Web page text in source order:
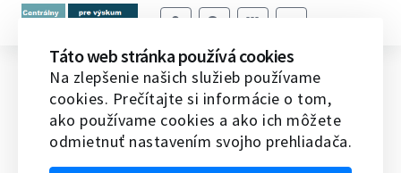
The Pritzker Architecture Prize
Domov Ocenenia Medzinárodné ceny
The
Pritzker Architecture Prize
Táto web stránka používá cookies
Na zlepšenie našich služieb používame
cookies. Prečítajte si informácie o tom,
ako používame cookies a ako ich môžete
odmietnuť nastavením svojho prehliadača.